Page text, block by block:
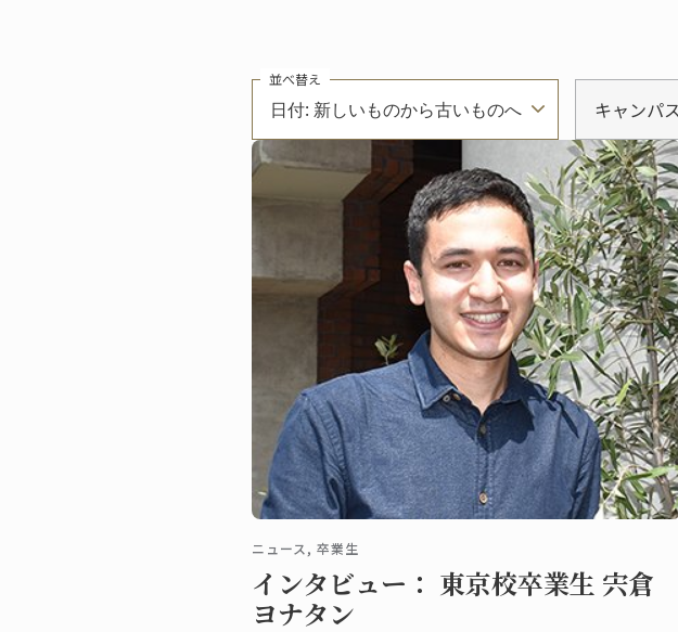
日付: 新しいものから古いものへ
並べ替え
キャンパ
ニュース, 卒業生
インタビュー： 東京校卒業生 宍倉
ヨナタン